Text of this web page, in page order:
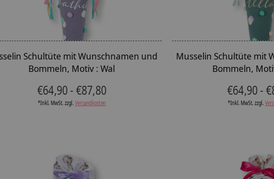
Schultüte mit Wunschnamen und
Bommeln, Motiv : Wal
€64,90 - €87,80
*Inkl. MwSt. zzgl.Versandkosten
Musselin Schultüte mit
Bommeln,
€64,90 -
*Inkl. MwSt. zzgl.